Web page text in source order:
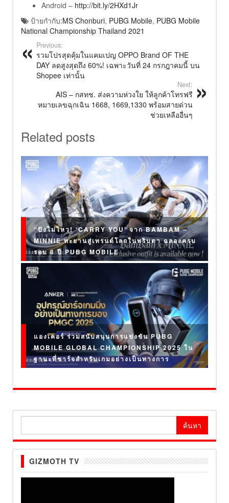
Android – http://bit.ly/2HXd1Jr
ป้ายกำกับ:MS Chonburi, PUBG Mobile, PUBG Mobile
National Championship Thailand 2021
Previous:
รวมโปรสุดคุ้มในแคมเปญ OPPO Brand OF THE
DAY ลดสูงสุดถึง 60%! เฉพาะวันที่ 24 กรกฎาคมนี้ บน
Shopee เท่านั้น
Next:
AIS – กสทช. ส่งความห่วงใย ให้ลูกค้าโทรฟรี
หมายเลขฉุกเฉิน 1668, 1669,1330 พร้อมสายด่วน
ช่วยเหลืออื่นๆ
Related posts
“ปังไม่ไหว! ‘CARRY YOU’ จาก BAMBAM –
MINNIE ทะยานสู่เทรนด์โลกในพริบตา ฉลองครบ
รอบ 8 ปี PUBG MOBILE
แองเคอร์ ร่วมสนับสนุนการแข่งขัน PUBG
MOBILE GLOBAL CHAMPIONSHIP 2025 ใน
ฐานะที่ชาร์จสำหรับเกมอย่างเป็นทางการ
GIZMOTH TV